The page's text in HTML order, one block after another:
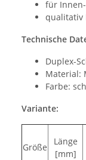
für
qualitativ
Technische
Duplex-
Material:
Farbe:
Variante:
Größe
Länge
[mm]